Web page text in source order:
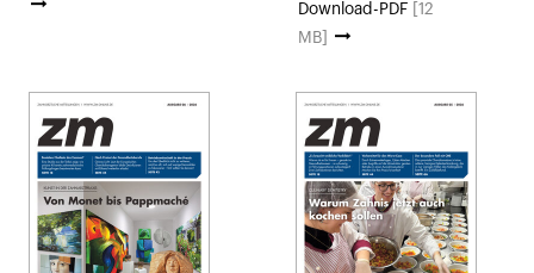
Download-PDF
[12
MB]